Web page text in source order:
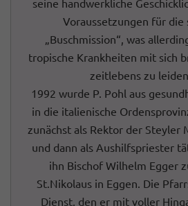
seine handwerkliche
Voraussetzungen für die
„Buschmission“, was
tropische Krankheiten mit sich
zeitlebens zu
1992 wurde P. Pohl aus
in die italienische
zunächst als Rektor der Steyler
und dann als Aushilfspriester
ihn Bischof Wilhelm Egger
St.Nikolaus in Eggen. Die
Dienst, den er mit voller